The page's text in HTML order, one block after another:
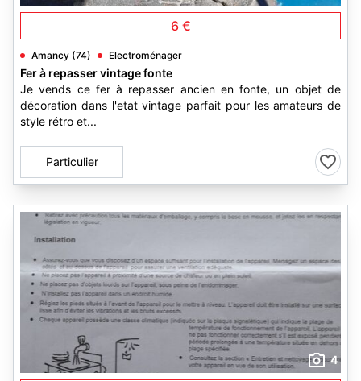
6 €
Amancy (74) Electroménager
Fer à repasser vintage fonte
Je vends ce fer à repasser ancien en fonte, un objet de
décoration dans l'etat vintage parfait pour les amateurs de
style rétro et...
Particulier
4